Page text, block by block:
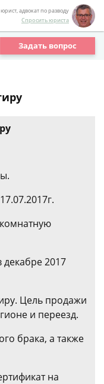
адвокат по разводу
Спросить юриста
Задать вопрос
комнатную
2017
Цель продажи
и переезд.
брака, а также
на